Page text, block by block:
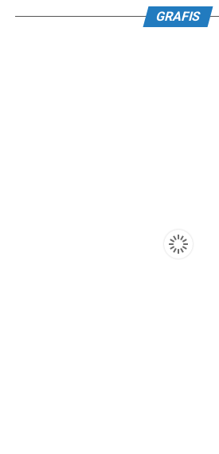
GRAFIS